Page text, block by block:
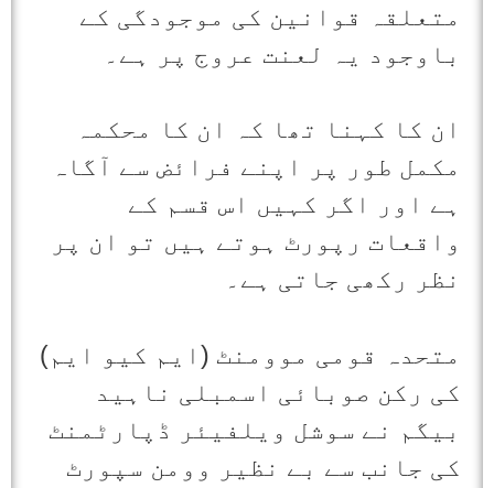
متعلقہ قوانین کی موجودگی کے
باوجود یہ لعنت عروج پر ہے۔
ان کا کہنا تھا کہ ان کا محکمہ
مکمل طور پر اپنے فرائض سے آگاہ
ہے اور اگر کہیں اس قسم کے
واقعات رپورٹ ہوتے ہیں تو ان پر
نظر رکھی جاتی ہے۔
متحدہ قومی موومنٹ (ایم کیو ایم)
کی رکن صوبائی اسمبلی ناہید
بیگم نے سوشل ویلفیئر ڈپارٹمنٹ
کی جانب سے بے نظیر وومن سپورٹ